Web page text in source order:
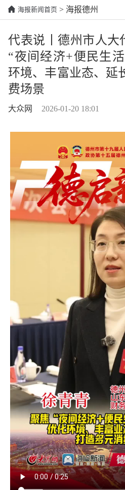
海报新闻首页 > 海报德州
代表说丨德州市人大
“夜间经济+便民生
环境、丰富业态、延
费场景
大众网 2026-01-20 18:01